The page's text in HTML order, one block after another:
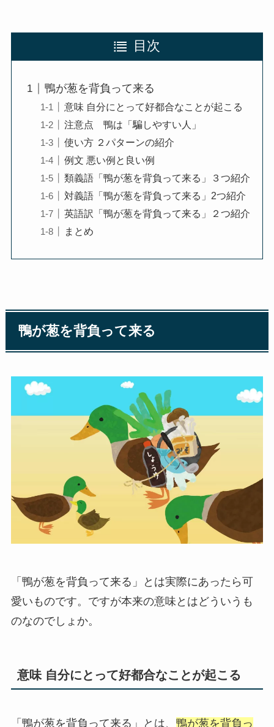
目次
鴨が葱を背負って来る
意味 自分にとって好都合なことが起こる
注意点 鴨は「騙しやすい人」
使い方 ２パターンの紹介
例文 悪い例と良い例
類義語「鴨が葱を背負って来る」３つ紹介
対義語「鴨が葱を背負って来る」2つ紹介
英語訳「鴨が葱を背負って来る」２つ紹介
まとめ
鴨が葱を背負って来る
「鴨が葱を背負って来る」とは実際にあったら可
愛いものです。ですが本来の意味とはどういうも
のなのでしょか。
意味 自分にとって好都合なことが起こる
「鴨が葱を背負って来る」とは、 鴨が葱を背負っ